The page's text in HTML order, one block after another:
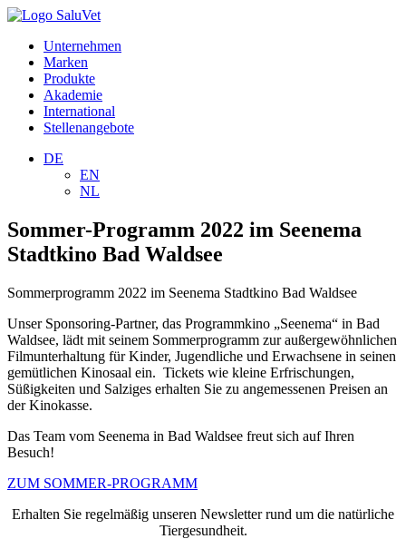
Unternehmen
Marken
Produkte
Akademie
International
Stellenangebote
DE
EN
NL
Sommer-Programm 2022 im Seenema
Stadtkino Bad Waldsee
Sommerprogramm 2022 im Seenema Stadtkino Bad Waldsee
Unser Sponsoring-Partner, das Programmkino „Seenema“ in Bad
Waldsee, lädt mit seinem Sommerprogramm zur außergewöhnlichen
Filmunterhaltung für Kinder, Jugendliche und Erwachsene in seinen
gemütlichen Kinosaal ein. Tickets wie kleine Erfrischungen,
Süßigkeiten und Salziges erhalten Sie zu angemessenen Preisen an
der Kinokasse.
Das Team vom Seenema in Bad Waldsee freut sich auf Ihren
Besuch!
ZUM SOMMER-PROGRAMM
Erhalten Sie regelmäßig unseren Newsletter rund um die natürliche
Tiergesundheit.